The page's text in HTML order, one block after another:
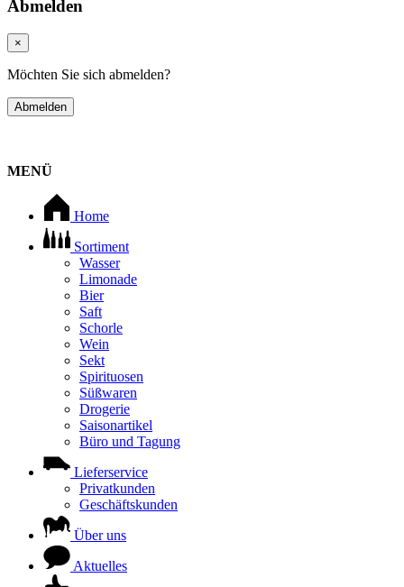
Abmelden
×
Möchten Sie sich abmelden?
Abmelden
MENÜ
Home
Sortiment
Wasser
Limonade
Bier
Saft
Schorle
Wein
Sekt
Spirituosen
Süßwaren
Drogerie
Saisonartikel
Büro und Tagung
Lieferservice
Privatkunden
Geschäftskunden
Über uns
Aktuelles